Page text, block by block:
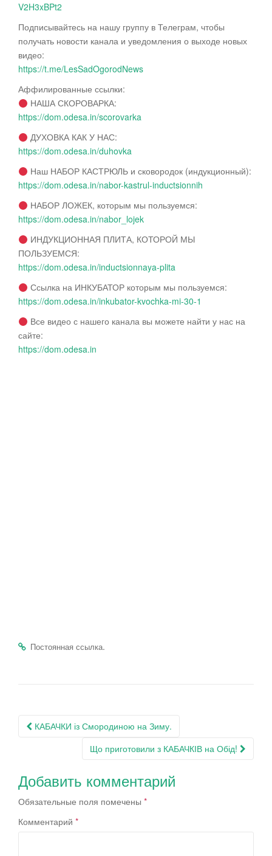
V2H3xBPt2
Подписывайтесь на нашу группу в Телеграм, чтобы
получать новости канала и уведомления о выходе новых
видео:
https://t.me/LesSadOgorodNews
Аффилированные ссылки:
НАША СКОРОВАРКА:
https://dom.odesa.in/scorovarka
ДУХОВКА КАК У НАС:
https://dom.odesa.in/duhovka
Наш НАБОР КАСТРЮЛЬ и сковородок (индукционный):
https://dom.odesa.in/nabor-kastrul-inductsionnih
НАБОР ЛОЖЕК, которым мы пользуемся:
https://dom.odesa.in/nabor_lojek
ИНДУКЦИОННАЯ ПЛИТА, КОТОРОЙ МЫ
ПОЛЬЗУЕМСЯ:
https://dom.odesa.in/inductsionnaya-plita
Ссылка на ИНКУБАТОР которым мы пользуемся:
https://dom.odesa.in/inkubator-kvochka-mi-30-1
Все видео с нашего канала вы можете найти у нас на
сайте:
https://dom.odesa.in
Постоянная ссылка.
Навигация
КАБАЧКИ із Смородиною на Зиму.
Що приготовили з КАБАЧКІВ на Обід!
Добавить комментарий
Обязательные поля помечены *
Комментарий *